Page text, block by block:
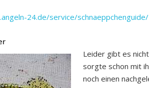
24.de/service/schnaeppchenguide/
Leider gibt es
sorgte schon mit
noch einen